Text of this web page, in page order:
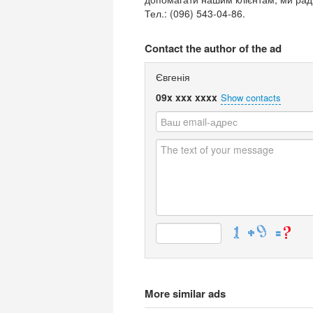
Тел.: (096) 543-04-86.
Contact the author of the ad
Євгенія
09x xxx xxxx Show contacts
More similar ads